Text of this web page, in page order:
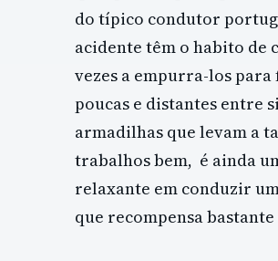
do típico condutor
acidente têm o habito de
vezes a empurra-los
poucas e distantes entre
armadilhas que levam a
trabalhos bem, é ainda
relaxante em conduzir
que recompensa